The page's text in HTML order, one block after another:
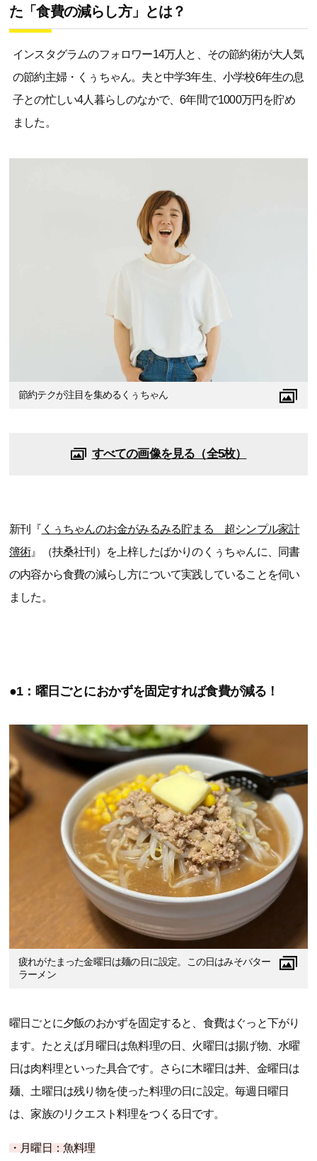
た「食費の減らし方」とは？
インスタグラムのフォロワー14万人と、その節約術が大人気
の節約主婦・くぅちゃん。夫と中学3年生、小学校6年生の息
子との忙しい4人暮らしのなかで、6年間で1000万円を貯め
ました。
節約テクが注目を集めるくぅちゃん
すべての画像を見る（全5枚）
新刊『 くぅちゃんのお金がみるみる貯まる 超シンプル家計
簿術』（扶桑社刊）を上梓したばかりのくぅちゃんに、同書
の内容から食費の減らし方について実践していることを伺い
ました。
●1：曜日ごとにおかずを固定すれば食費が減る！
疲れがたまった金曜日は麺の日に設定。この日はみそバター
ラーメン
曜日ごとに夕飯のおかずを固定すると、食費はぐっと下がり
ます。たとえば月曜日は魚料理の日、火曜日は揚げ物、水曜
日は肉料理といった具合です。さらに木曜日は丼、金曜日は
麺、土曜日は残り物を使った料理の日に設定。毎週日曜日
は、家族のリクエスト料理をつくる日です。
・月曜日：魚料理